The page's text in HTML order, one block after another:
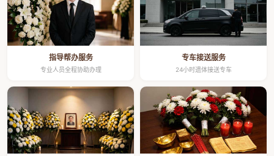
指导帮办服务
专业人员全程协助办理
专车接送服务
24小时遗体接送专车